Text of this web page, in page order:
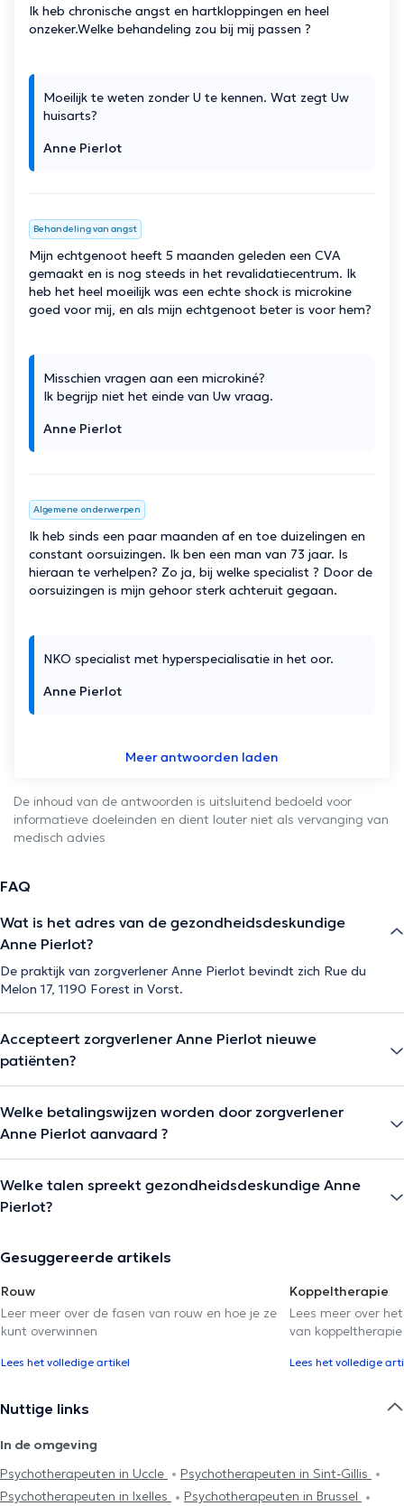
Ik heb chronische angst en hartkloppingen en heel
onzeker.Welke behandeling zou bij mij passen ?
Moeilijk te weten zonder U te kennen. Wat zegt Uw
huisarts?
Anne Pierlot
Behandeling van angst
Mijn echtgenoot heeft 5 maanden geleden een CVA
gemaakt en is nog steeds in het revalidatiecentrum. Ik
heb het heel moeilijk was een echte shock is microkine
goed voor mij, en als mijn echtgenoot beter is voor hem?
Misschien vragen aan een microkiné?
Ik begrijp niet het einde van Uw vraag.
Anne Pierlot
Algemene onderwerpen
Ik heb sinds een paar maanden af en toe duizelingen en
constant oorsuizingen. Ik ben een man van 73 jaar. Is
hieraan te verhelpen? Zo ja, bij welke specialist ? Door de
oorsuizingen is mijn gehoor sterk achteruit gegaan.
NKO specialist met hyperspecialisatie in het oor.
Anne Pierlot
Meer antwoorden laden
De inhoud van de antwoorden is uitsluitend bedoeld voor
informatieve doeleinden en dient louter niet als vervanging van
medisch advies
FAQ
Wat is het adres van de gezondheidsdeskundige
Anne Pierlot?
De praktijk van zorgverlener Anne Pierlot bevindt zich Rue du
Melon 17, 1190 Forest in Vorst.
Accepteert zorgverlener Anne Pierlot nieuwe
patiënten?
Welke betalingswijzen worden door zorgverlener
Anne Pierlot aanvaard ?
Welke talen spreekt gezondheidsdeskundige Anne
Pierlot?
Gesuggereerde artikels
Rouw
Leer meer over de fasen van rouw en hoe je ze
kunt overwinnen
Lees het volledige artikel
Koppeltherapie
Lees meer over
van koppeltherapie
Lees het volledige
Nuttige links
In de omgeving
Psychotherapeuten in Uccle
Psychotherapeuten in Sint-Gillis
Psychotherapeuten in Ixelles
Psychotherapeuten in Brussel